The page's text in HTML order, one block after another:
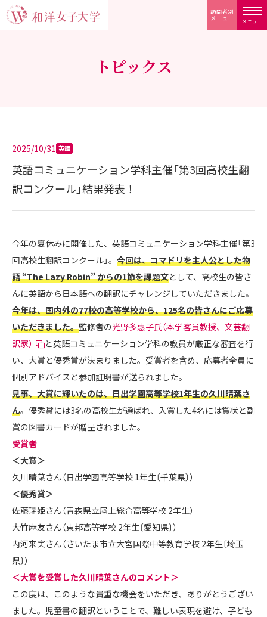
メニュー
訪問者別
メニュー
トピックス
2025/10/31 英語
英語コミュニケーション学科主催「第3回高校生翻
訳コンクール」結果発表！
今年の夏休みに開催した、英語コミュニケーション学科主催「第3
回高校生翻訳コンクール」。 今回は、コマドリを主人公とした物
語 “The Lazy Robin” からの1節を課題文として、高校生の皆さ
んに英語から日本語への翻訳にチャレンジしていただきました。
今年は、国内外の77校の高等学校から、125名の皆さんにご応募
いただきました。監修者の光野多惠子氏（本学客員教授、文芸翻
訳家）
と英語コミュニケーション学科の教員が厳正な審査を行
い、大賞と優秀賞が決まりました。受賞者を含め、応募者全員に
個別アドバイスと参加証明書が送られました。
見事、大賞に輝いたのは、日出学園高等学校1年生の久川晴葉さ
ん。優秀賞には3名の高校生が選ばれ、入賞した4名には賞状と副
賞の図書カードが贈呈されました。
受賞者
＜大賞＞
久川晴葉さん（日出学園高等学校 1年生〔千葉県〕）
＜優秀賞＞
佐藤瑞姫さん（青森県立尾上総合高等学校 2年生）
大竹麻友さん（東邦高等学校 2年生〔愛知県〕）
内河来実さん（さいたま市立大宮国際中等教育学校 2年生〔埼玉
県〕）
＜大賞を受賞した久川晴葉さんのコメント＞
この度は、このような貴重な機会をいただき、ありがとうござい
ました。児童書の翻訳ということで、難しい表現を避け、子ども